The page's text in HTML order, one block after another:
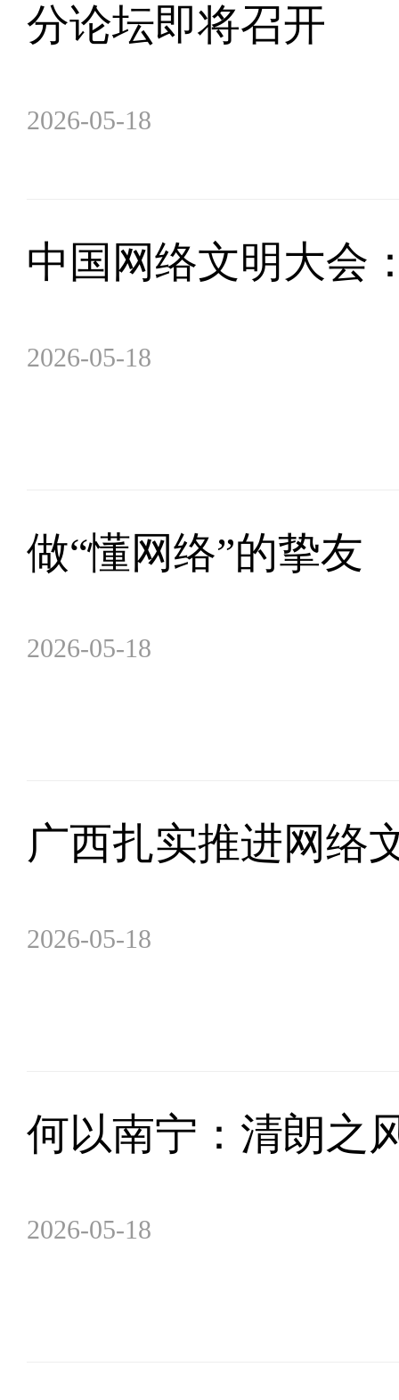
分论坛即将召开
2026-05-18
中国网络文明大会
2026-05-18
做“懂网络”的挚友
2026-05-18
广西扎实推进网络
2026-05-18
何以南宁：清朗之
2026-05-18